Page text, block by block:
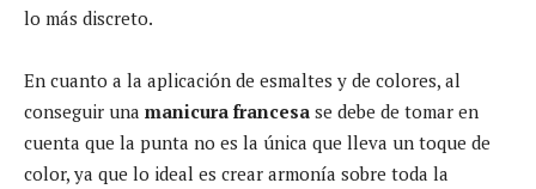
lo más discreto.
En cuanto a la aplicación de esmaltes y de colores, al
conseguir una manicura francesa se debe de tomar en
cuenta que la punta no es la única que lleva un toque de
color, ya que lo ideal es crear armonía sobre toda la